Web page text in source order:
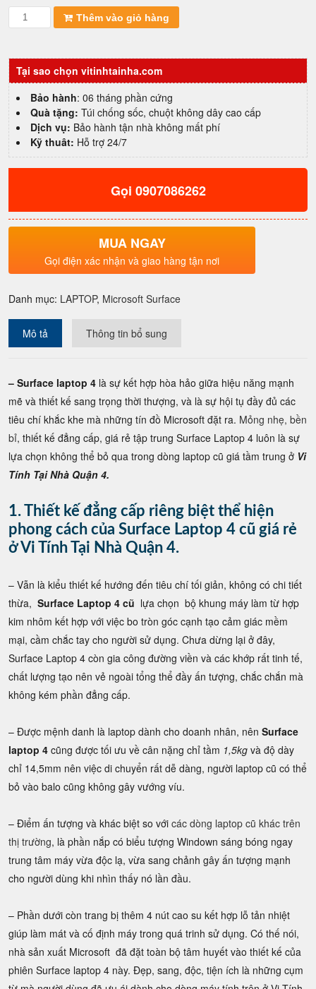
Surface
laptop
15inch
Core
i7
1185G7|
16GB|
512GB
SSD|
Cảm
x
Thêm vào giỏ hàng
Tại sao chọn vitinhtainha.com
Bảo hành: 06 tháng phần cứng
Quà tặng: Túi chống sốc, chuột không dây cao cấp
Dịch vụ: Bảo hành tận nhà không mất phí
Kỹ thuât: Hỗ trợ 24/7
Gọi 0907086262
MUA NGAY
Gọi điện xác nhận và giao hàng tận nơi
Danh mục: LAPTOP, Microsoft Surface
Mô tả Thông tin bổ sung
– Surface laptop 4 là sự kết hợp hòa hảo giữa hiệu năng mạnh
mẽ và thiết kế sang trọng thời thượng, và là sự hội tụ đầy đủ các
tiêu chí khắc khe mà những tín đồ Microsoft đặt ra. Mỏng nhẹ, bền
bỉ, thiết kế đẳng cấp, giá rẻ tập trung Surface Laptop 4 luôn là sự
lựa chọn không thể bỏ qua trong dòng laptop cũ giá tầm trung ở Vi
Tính Tại Nhà Quận 4.
1. Thiết kế đẳng cấp riêng biệt thể hiện
phong cách của Surface Laptop 4 cũ giá rẻ
ở Vi Tính Tại Nhà Quận 4.
– Vẫn là kiểu thiết kế hướng đến tiêu chí tối giản, không có chi tiết
thừa, Surface Laptop 4 cũ lựa chọn bộ khung máy làm từ hợp
kim nhôm kết hợp với việc bo tròn góc cạnh tạo cảm giác mềm
mại, cầm chắc tay cho người sử dụng. Chưa dừng lại ở đây,
Surface Laptop 4 còn gia công đường viền và các khớp rất tinh tế,
chất lượng tạo nên vẻ ngoài tổng thể đầy ấn tượng, chắc chắn mà
không kém phần đẳng cấp.
– Được mệnh danh là laptop dành cho doanh nhân, nên Surface
laptop 4 cũng được tối ưu về cân nặng chỉ tầm 1,5kg và độ dày
chỉ 14,5mm nên việc di chuyển rất dễ dàng, người laptop cũ có thể
bỏ vào balo cũng không gây vướng víu.
– Điểm ấn tượng và khác biệt so với các dòng laptop cũ khác trên
thị trường, là phần nắp có biểu tượng Windown sáng bóng ngay
trung tâm máy vừa độc lạ, vừa sang chảnh gây ấn tượng mạnh
cho người dùng khi nhìn thấy nó lần đầu.
– Phần dưới còn trang bị thêm 4 nút cao su kết hợp lỗ tản nhiệt
giúp làm mát và cố định máy trong quá trinh sử dụng. Có thế nói,
nhà sản xuất Microsoft đã đặt toàn bộ tâm huyết vào thiết kế của
phiên Surface laptop 4 này. Đẹp, sang, độc, tiện ích là những cụm